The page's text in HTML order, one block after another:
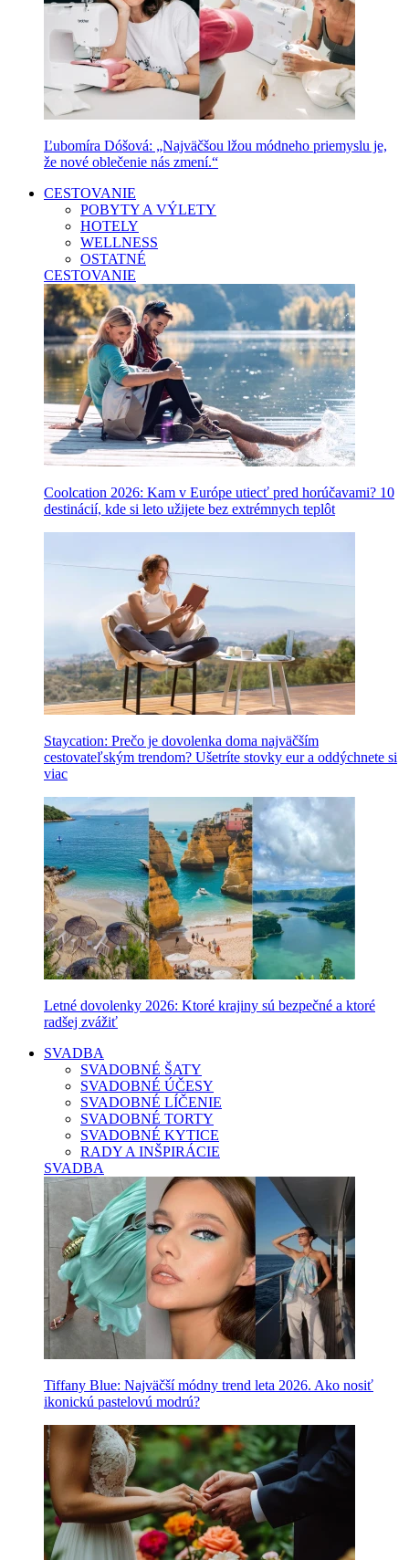
Ľubomíra Dóšová: „Najväčšou lžou módneho priemyslu je,
že nové oblečenie nás zmení.“
CESTOVANIE
POBYTY A VÝLETY
HOTELY
WELLNESS
OSTATNÉ
CESTOVANIE
Coolcation 2026: Kam v Európe utiecť pred horúčavami? 10
destinácií, kde si leto užijete bez extrémnych teplôt
Staycation: Prečo je dovolenka doma najväčším
cestovateľským trendom? Ušetríte stovky eur a oddýchnete si
viac
Letné dovolenky 2026: Ktoré krajiny sú bezpečné a ktoré
radšej zvážiť
SVADBA
SVADOBNÉ ŠATY
SVADOBNÉ ÚČESY
SVADOBNÉ LÍČENIE
SVADOBNÉ TORTY
SVADOBNÉ KYTICE
RADY A INŠPIRÁCIE
SVADBA
Tiffany Blue: Najväčší módny trend leta 2026. Ako nosiť
ikonickú pastelovú modrú?